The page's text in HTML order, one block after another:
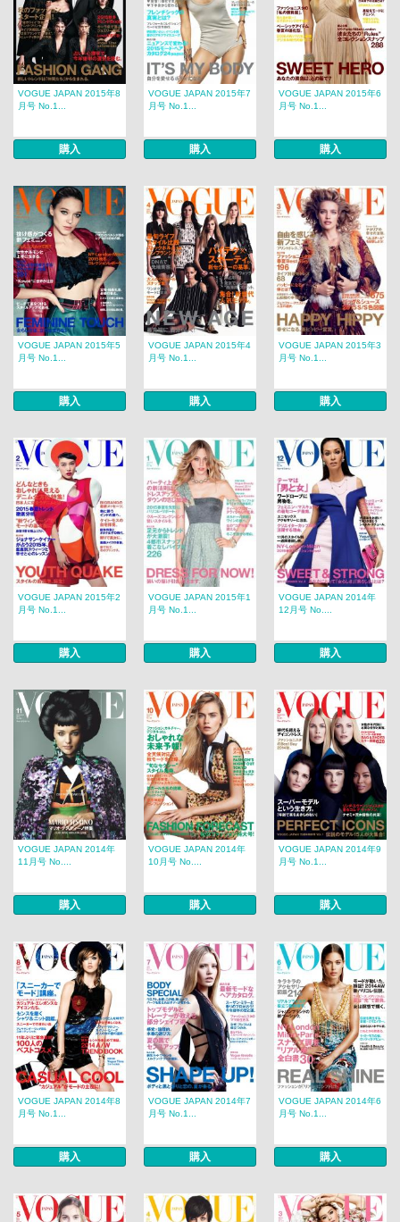
VOGUE JAPAN 2015年8
月号 No.1...
購入
VOGUE JAPAN 2015年7
月号 No.1...
購入
VOGUE JAPAN 2015年6
月号 No.1...
購入
VOGUE JAPAN 2015年5
月号 No.1...
購入
VOGUE JAPAN 2015年4
月号 No.1...
購入
VOGUE JAPAN 2015年3
月号 No.1...
購入
VOGUE JAPAN 2015年2
月号 No.1...
購入
VOGUE JAPAN 2015年1
月号 No.1...
購入
VOGUE JAPAN 2014年
12月号 No....
購入
VOGUE JAPAN 2014年
11月号 No....
購入
VOGUE JAPAN 2014年
10月号 No....
購入
VOGUE JAPAN 2014年9
月号 No.1...
購入
VOGUE JAPAN 2014年8
月号 No.1...
購入
VOGUE JAPAN 2014年7
月号 No.1...
購入
VOGUE JAPAN 2014年6
月号 No.1...
購入